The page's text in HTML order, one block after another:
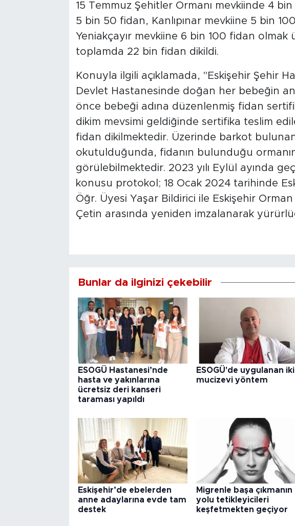
15 Temmuz Şehitler Ormanı mevkiinde 4
5 bin 50 fidan, Kanlıpınar mevkiine 5 bin
Yeniakçayır mevkiine 6 bin 100 fidan
toplamda 22 bin fidan dikildi.
Konuyla ilgili açıklamada, "Eskişehir Şehir
Devlet Hastanesinde doğan her bebeğin
önce bebeği adına düzenlenmiş fidan
dikim mevsimi geldiğinde sertifika teslim
fidan dikilmektedir. Üzerinde barkot
okutulduğunda, fidanın bulunduğu
görülebilmektedir. 2023 yılı Eylül ayında
konusu protokol; 18 Ocak 2024 tarihinde
Öğr. Üyesi Yaşar Bildirici ile Eskişehir
Çetin arasında yeniden imzalanarak
Bunlar da ilginizi çekebilir
ESOGÜ Hastanesi’nde
hasta ve yakınlarına
ücretsiz deri kanseri
taraması yapıldı
ESOGÜ'de uygulanan iki
mucizevi yöntem
Eskişehir’de ebelerden
anne adaylarına evde tam
destek
Migrenle başa çıkmanın
yolu tetikleyicileri
keşfetmekten geçiyor